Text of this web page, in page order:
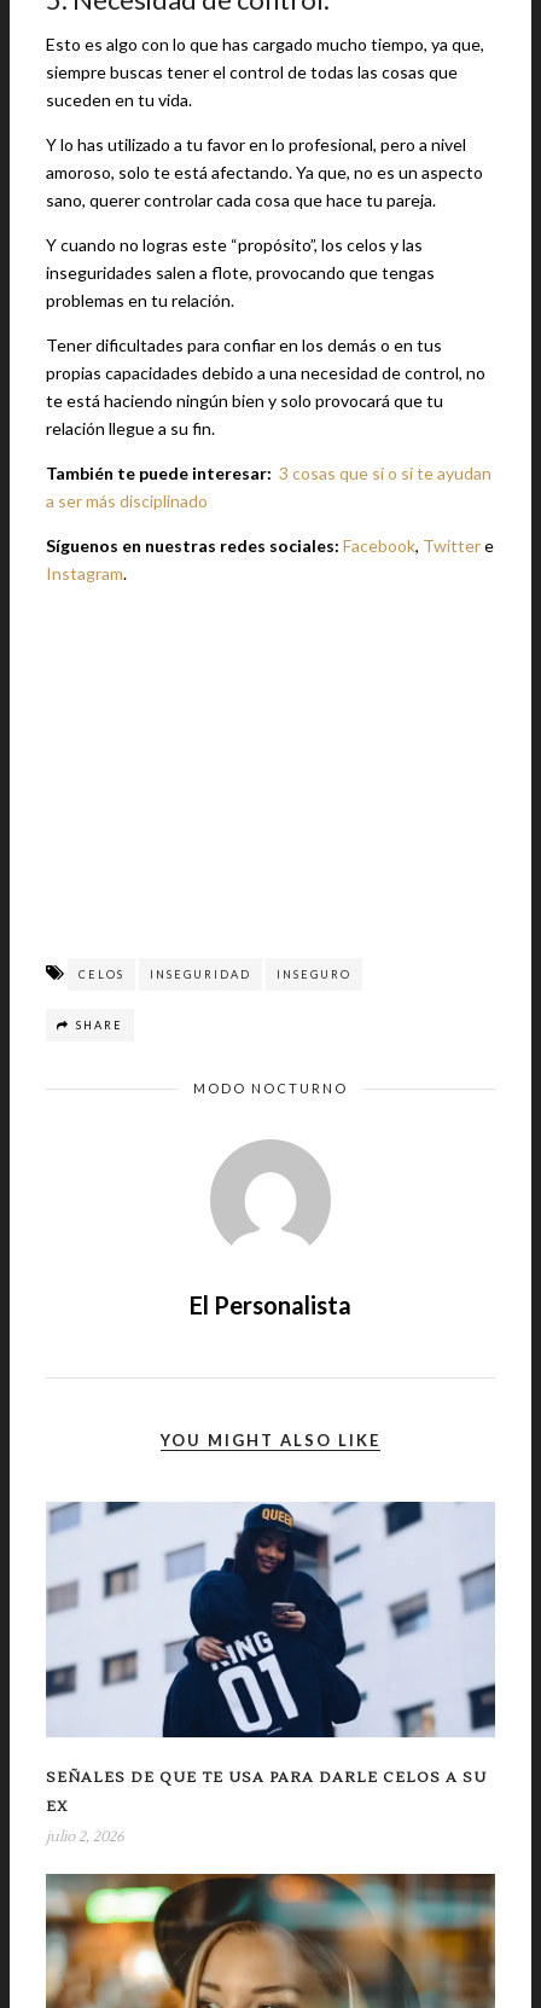
Esto es algo con lo que has cargado mucho tiempo, ya que,
siempre buscas tener el control de todas las cosas que
suceden en tu vida.
Y lo has utilizado a tu favor en lo profesional, pero a nivel
amoroso, solo te está afectando. Ya que, no es un aspecto
sano, querer controlar cada cosa que hace tu pareja.
Y cuando no logras este “propósito”, los celos y las
inseguridades salen a flote, provocando que tengas
problemas en tu relación.
Tener dificultades para confiar en los demás o en tus
propias capacidades debido a una necesidad de control, no
te está haciendo ningún bien y solo provocará que tu
relación llegue a su fin.
También te puede interesar: 3 cosas que sí o sí te ayudan
a ser más disciplinado
Síguenos en nuestras redes sociales: Facebook, Twittere
Instagram.
CELOS INSEGURIDAD INSEGURO
SHARE
MODO NOCTURNO
El Personalista
YOU MIGHT ALSO LIKE
SEÑALES DE QUE TE USA PARA DARLE CELOS A SU
EX
julio 2, 2026